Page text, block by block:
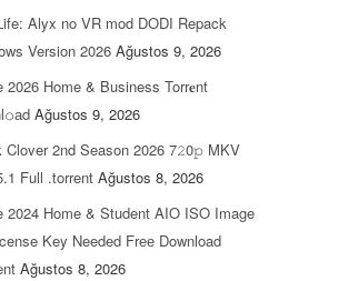
Alyx no VR mod DODI Repack
Version 2026 Ağustos 9, 2026
2026 Home & Business Torr𝐞nt
Ağustos 9, 2026
Clover 2nd Season 2026 7𝟸0𝚙 MKV
Full .torrent Ağustos 8, 2026
2024 Home & Student AIO ISO Image
Key Needed Frее Download
Ağustos 8, 2026